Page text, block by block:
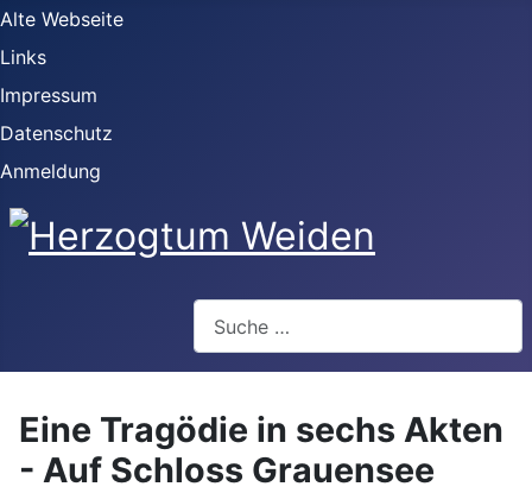
Alte Webseite
Links
Impressum
Datenschutz
Anmeldung
Eine Tragödie in sechs Akten
- Auf Schloss Grauensee